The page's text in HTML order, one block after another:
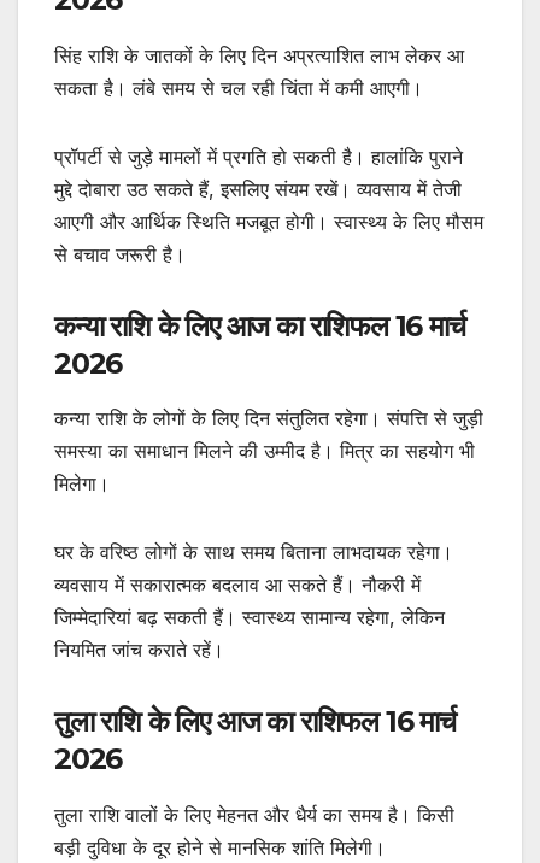
सिंह राशि के जातकों के लिए दिन अप्रत्याशित लाभ लेकर आ
सकता है। लंबे समय से चल रही चिंता में कमी आएगी।
प्रॉपर्टी से जुड़े मामलों में प्रगति हो सकती है। हालांकि पुराने
मुद्दे दोबारा उठ सकते हैं, इसलिए संयम रखें। व्यवसाय में तेजी
आएगी और आर्थिक स्थिति मजबूत होगी। स्वास्थ्य के लिए मौसम
से बचाव जरूरी है।
कन्या राशि के लिए आज का राशिफल 16 मार्च
2026
कन्या राशि के लोगों के लिए दिन संतुलित रहेगा। संपत्ति से जुड़ी
समस्या का समाधान मिलने की उम्मीद है। मित्र का सहयोग भी
मिलेगा।
घर के वरिष्ठ लोगों के साथ समय बिताना लाभदायक रहेगा।
व्यवसाय में सकारात्मक बदलाव आ सकते हैं। नौकरी में
जिम्मेदारियां बढ़ सकती हैं। स्वास्थ्य सामान्य रहेगा, लेकिन
नियमित जांच कराते रहें।
तुला राशि के लिए आज का राशिफल 16 मार्च
2026
तुला राशि वालों के लिए मेहनत और धैर्य का समय है। किसी
बड़ी दुविधा के दूर होने से मानसिक शांति मिलेगी।